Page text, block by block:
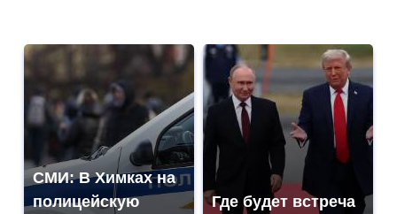
СМИ: В Химках на
полицейскую
Где будет встреча